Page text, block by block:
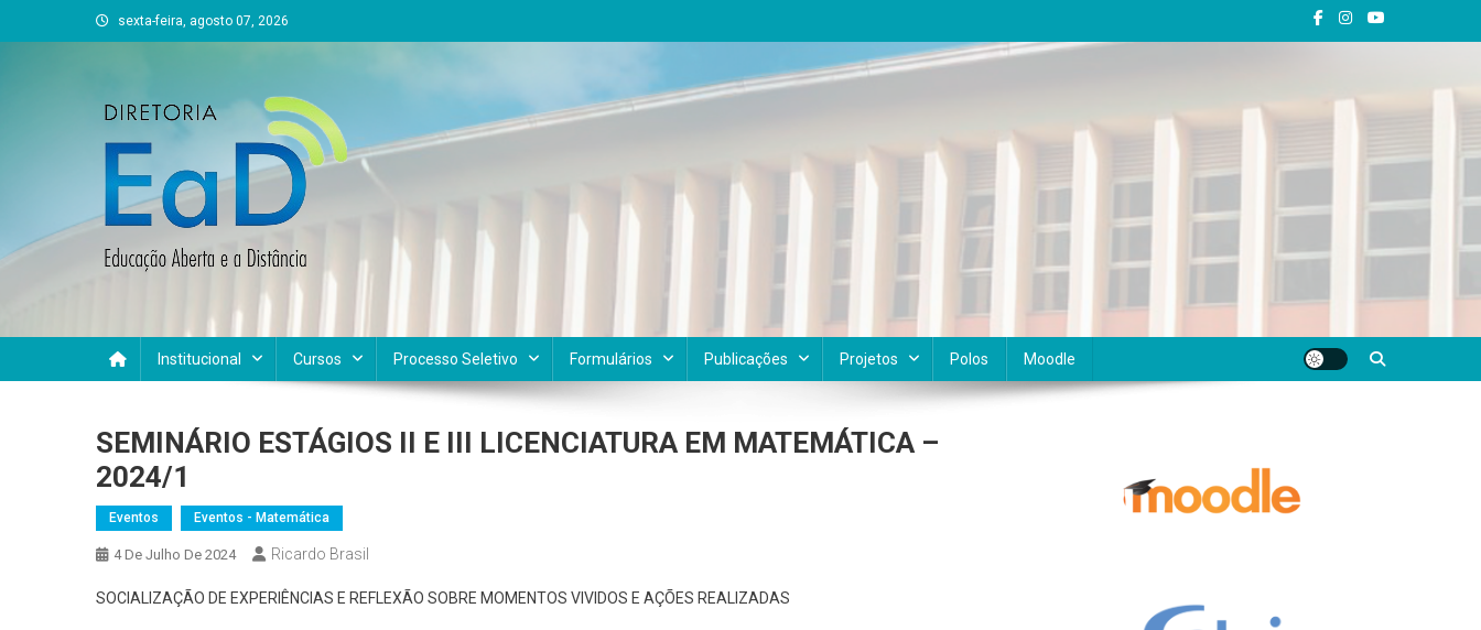
to
sexta-feira, agosto 07, 2026
DEAD UFVJM
Institucional Cursos Processo Seletivo Formulários Publicações Projetos Polos Moodle
SEMINÁRIO ESTÁGIOS II E III LICENCIATURA EM MATEMÁTICA –
2024/1
Eventos Eventos - Matemática
4 De Julho De 2024 Ricardo Brasil
SOCIALIZAÇÃO DE EXPERIÊNCIAS E REFLEXÃO SOBRE MOMENTOS VIVIDOS E AÇÕES REALIZADAS